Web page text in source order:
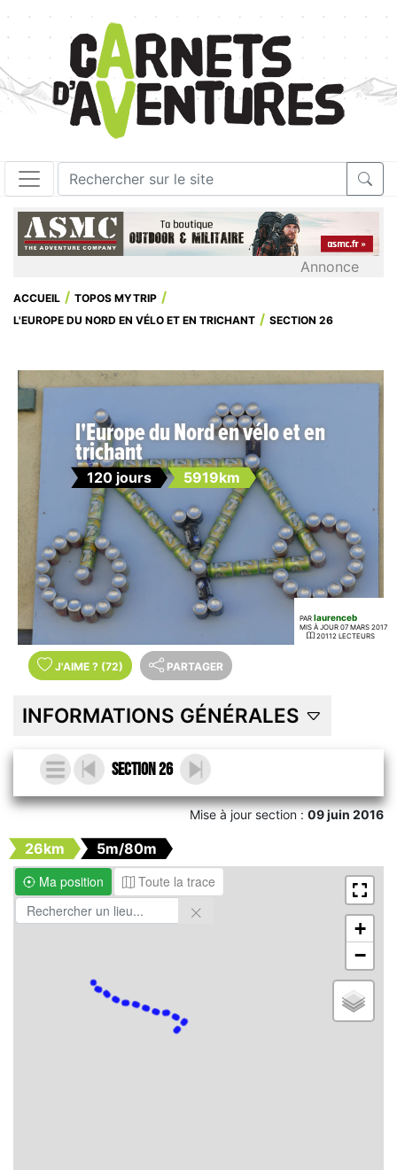
Annonce
ACCUEIL
TOPOS MYTRIP
L'EUROPE DU NORD EN VÉLO ET EN TRICHANT
SECTION 26
l'Europe du Nord en vélo et en
trichant
120 jours 5919km
PAR laurenceb
MIS À JOUR 07 MARS 2017
20112 LECTEURS
J'AIME ? (72) PARTAGER
INFORMATIONS GÉNÉRALES
Section 26
Mise à jour section :09 juin 2016
26km
5m/80m
Ma position
Toute la trace
+
−